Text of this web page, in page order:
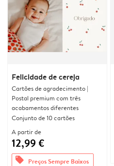
Felicidade de cereja
Cartões de agradecimento |
Postal premium com três
acabamentos diferentes
Conjunto de 10 cartões
A partir de
12,99 €
offers Preços Sempre Baixos